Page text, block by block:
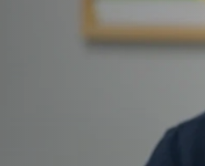
Барыс